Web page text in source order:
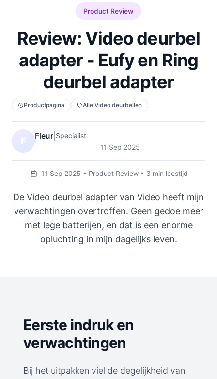
Product Review
Review: Video deurbel
adapter - Eufy en Ring
deurbel adapter
Productpagina Alle Video deurbellen
F Fleur Specialist
11 Sep 2025
11 Sep 2025 • Product Review • 3 min leestijd
De Video deurbel adapter van Video heeft mijn
verwachtingen overtroffen. Geen gedoe meer
met lege batterijen, en dat is een enorme
opluchting in mijn dagelijks leven.
Eerste indruk en
verwachtingen
Bij het uitpakken viel de degelijkheid van